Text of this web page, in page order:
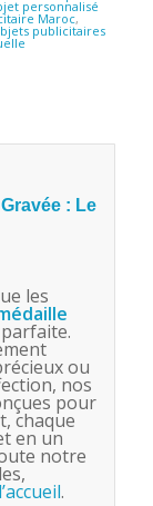
personnalisé
Maroc,
publicitaires
: Le
les
ou
nos
pour
chaque
en un
notre
.